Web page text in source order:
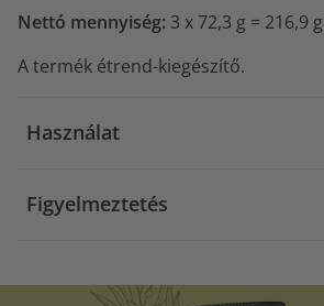
Nettó mennyiség: 3 x 72,3 g = 216,9 g
A termék étrend-kiegészítő.
Használat
Figyelmeztetés